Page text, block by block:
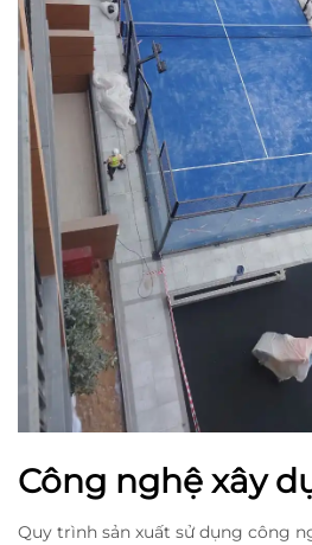
Công nghệ xây
Quy trình sản xuất sử dụng công